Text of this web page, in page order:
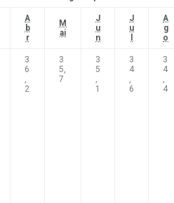
A
b
r
M
ai
J
u
n
J
u
A
g
o
3
6
,
2
3
5,
7
3
5
,
1
3
4
,
6
3
4
,
4